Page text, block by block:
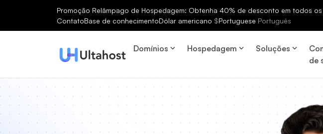
Promoção Relâmpago de Hospedagem: Obtenha 40% de desconto em todos
ContatoBase de conhecimentoDólar americano $Portuguese Português
Domínios Hospedagem Soluções
de